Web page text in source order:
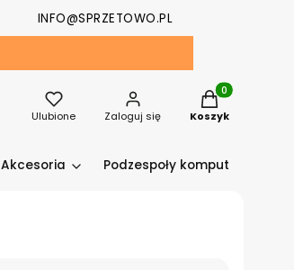
INFO@SPRZETOWO.PL
Ulubione Zaloguj się
Produkty w
Koszyk
Akcesoria Podzespoły komputerowe